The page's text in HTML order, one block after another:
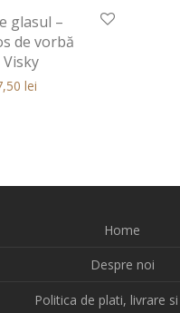
glasul –
de vorbă
fost: 25,00 lei.
curent este: 25,00 lei.
lei
Home
Despre noi
Politica de plati, livrare